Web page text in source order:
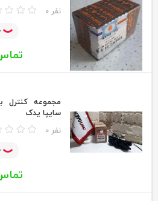
0 نفر
مجموعه کنترل
سایپا یدک
0 نفر